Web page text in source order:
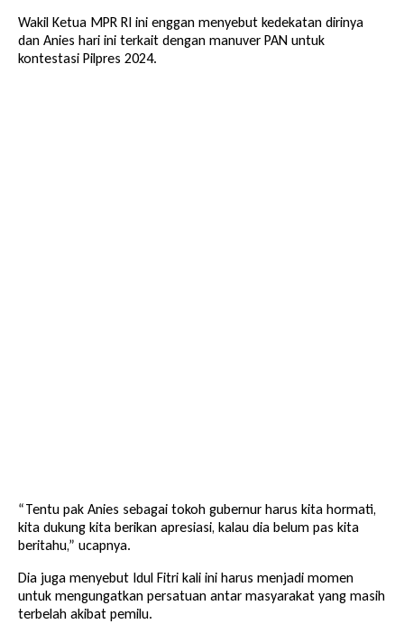
Wakil Ketua MPR RI ini enggan menyebut kedekatan dirinya
dan Anies hari ini terkait dengan manuver PAN untuk
kontestasi Pilpres 2024.
“Tentu pak Anies sebagai tokoh gubernur harus kita hormati,
kita dukung kita berikan apresiasi, kalau dia belum pas kita
beritahu,” ucapnya.
Dia juga menyebut Idul Fitri kali ini harus menjadi momen
untuk mengungatkan persatuan antar masyarakat yang masih
terbelah akibat pemilu.